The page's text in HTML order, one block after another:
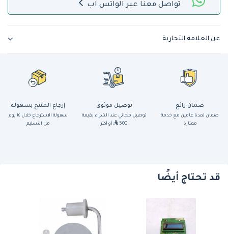
تواصل معنا عبر الواتس اب
عن العلامة التجارية
ضمان رائع
ضمان لمدة عامين مع خدمة
ممتازة
توصيل موثوق
توصيل مجاني عند الشراء بقيمة
500
أو أكثر
إرجاع المنتج بسهولة
سهولة الاسترجاع خلال ١٤ يوم
من التسليم
قد تحتاج أيضًا